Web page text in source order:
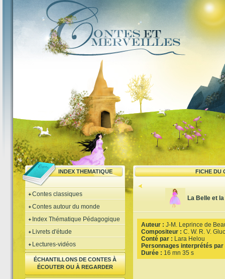
INDEX THEMATIQUE FICHE DU
Contes classiques
Contes autour du monde
Index Thématique Pédagogique
Livrets d'étude
Lectures-vidéos
ÉCHANTILLONS DE CONTES À
ÉCOUTER OU À REGARDER
La Belle et
Auteur : J-M. Leprince de
Compositeur : C. W. R. V.
Conté par : Lara Helou
Personnages interprétés par
Durée : 16 mn 35 s